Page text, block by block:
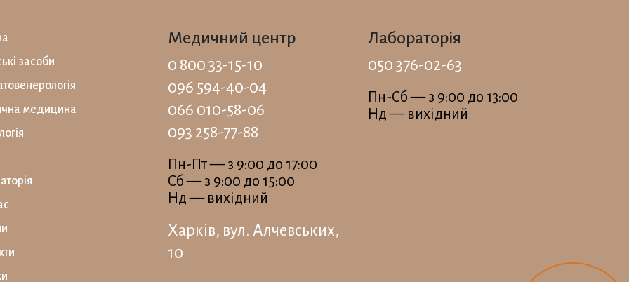
засоби
медицина
Медичний центр
0 800 33-15-10
096 594-40-04
066 010-58-06
093 258-77-88
Пн-Пт — з 9:00 до 17:00
Сб — з 9:00 до 15:00
Нд — вихідний
Харків, вул. Алчевських,
10
Лабораторія
050 376-02-63
Пн-Сб — з 9:00 до 13:00
Нд — вихідний